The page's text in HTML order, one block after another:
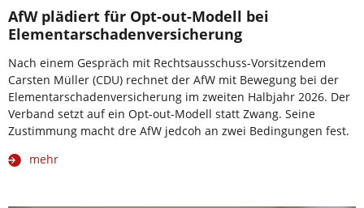
AfW plädiert für Opt-out-Modell bei
Elementarschadenversicherung
Nach einem Gespräch mit Rechtsausschuss-Vorsitzendem
Carsten Müller (CDU) rechnet der AfW mit Bewegung bei der
Elementarschadenversicherung im zweiten Halbjahr 2026. Der
Verband setzt auf ein Opt-out-Modell statt Zwang. Seine
Zustimmung macht dre AfW jedcoh an zwei Bedingungen fest.
mehr